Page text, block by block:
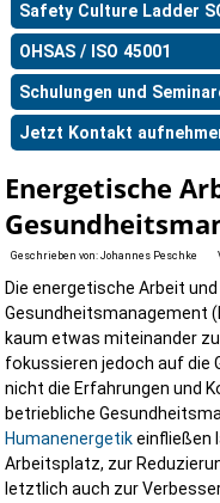
Safety Culture Ladder
OHSAS / ISO 45001
Schulungen und
Jetzt Kontakt
Energetische
Geschrieben von:Johannes Peschke
Die energetische Arbeit
Gesundheitsmanagement
kaum etwas miteinander
fokussieren jedoch auf die
nicht die Erfahrungen und
betriebliche
Humanenergetikeinfließen
Arbeitsplatz, zur
letztlich auch zur